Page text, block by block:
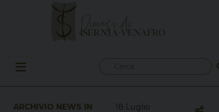
per:
ARCHIVIO NEWS IN
18 Luglio